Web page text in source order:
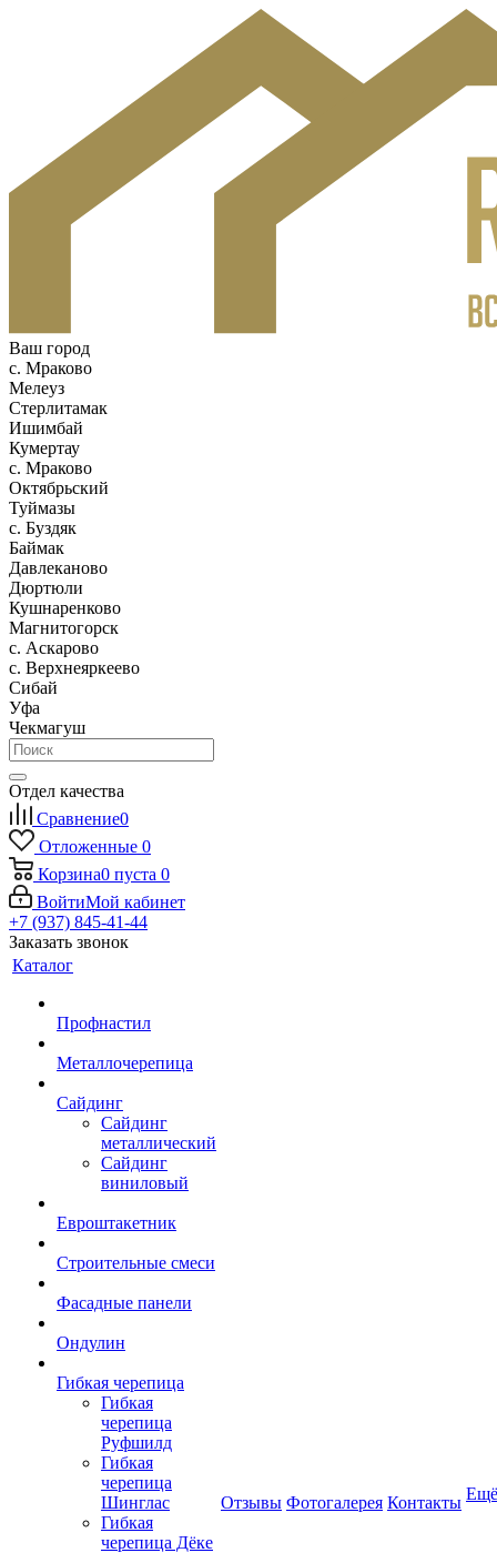
Ваш город
c. Мраково
Мелеуз
Стерлитамак
Ишимбай
Кумертау
c. Мраково
Октябрьский
Туймазы
c. Буздяк
Баймак
Давлеканово
Дюртюли
Кушнаренково
Магнитогорск
с. Аскарово
с. Верхнеяркеево
Сибай
Уфа
Чекмагуш
Отдел качества
Сравнение0
Отложенные 0
Корзина0 пуста 0
ВойтиМой кабинет
+7 (937) 845-41-44
Заказать звонок
Каталог
Профнастил
Металлочерепица
Сайдинг
Сайдинг
металлический
Сайдинг
виниловый
Евроштакетник
Строительные смеси
Фасадные панели
Ондулин
Гибкая черепица
Гибкая
черепица
Руфшилд
Гибкая
черепица
Шинглас
Гибкая
черепица Дёке
Отзывы Фотогалерея Контакты Ещё